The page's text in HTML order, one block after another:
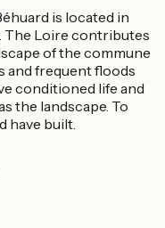
is located in
The Loire contributes
of the commune
and frequent floods
conditioned life and
the landscape. To
have built.